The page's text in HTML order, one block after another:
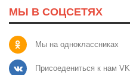
МЫ В СОЦСЕТЯХ
Мы на одноклассниках
Присоедениться к нам VK